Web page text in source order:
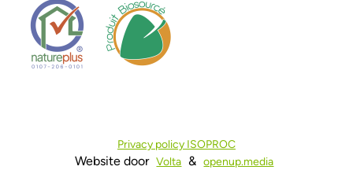
Privacy policy ISOPROC
Website door Volta & openup.media